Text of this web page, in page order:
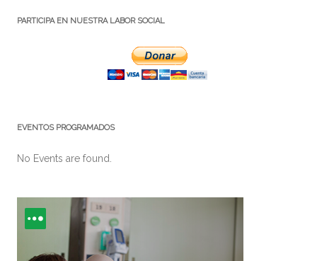
PARTICIPA EN NUESTRA LABOR SOCIAL
EVENTOS PROGRAMADOS
No Events are found.